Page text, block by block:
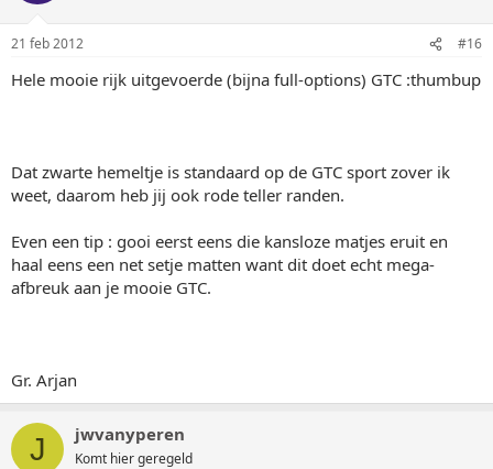
21 feb 2012 #16
Hele mooie rijk uitgevoerde (bijna full-options) GTC :thumbup
Dat zwarte hemeltje is standaard op de GTC sport zover ik
weet, daarom heb jij ook rode teller randen.
Even een tip : gooi eerst eens die kansloze matjes eruit en
haal eens een net setje matten want dit doet echt mega-
afbreuk aan je mooie GTC.
Gr. Arjan
J jwvanyperen
Komt hier geregeld